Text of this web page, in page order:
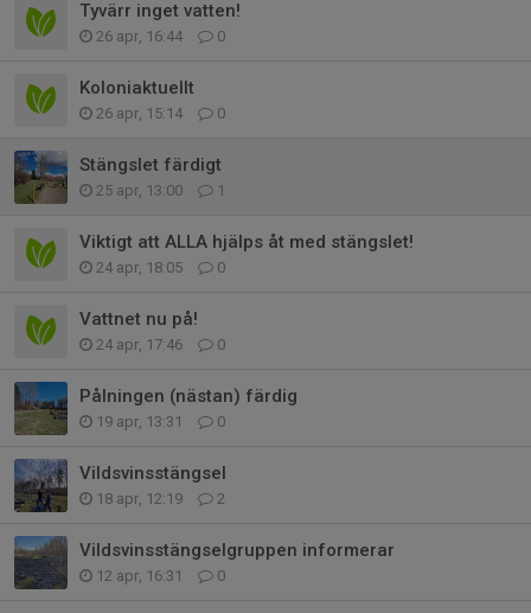
Tyvärr inget vatten!
26 apr, 16:44 0
Koloniaktuellt
26 apr, 15:14 0
Stängslet färdigt
25 apr, 13:00 1
Viktigt att ALLA hjälps åt med stängslet!
24 apr, 18:05 0
Vattnet nu på!
24 apr, 17:46 0
Pålningen (nästan) färdig
19 apr, 13:31 0
Vildsvinsstängsel
18 apr, 12:19 2
Vildsvinsstängselgruppen informerar
12 apr, 16:31 0